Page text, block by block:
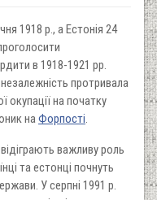
1918 р., а Естонія 24
в 1918-1921 рр.
протривала
окупації на початку
наФорпості.
важливу роль
та естонці почнуть
У серпні 1991 р.